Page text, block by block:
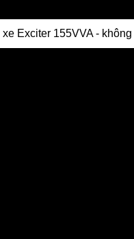
Exciter 155VVA -